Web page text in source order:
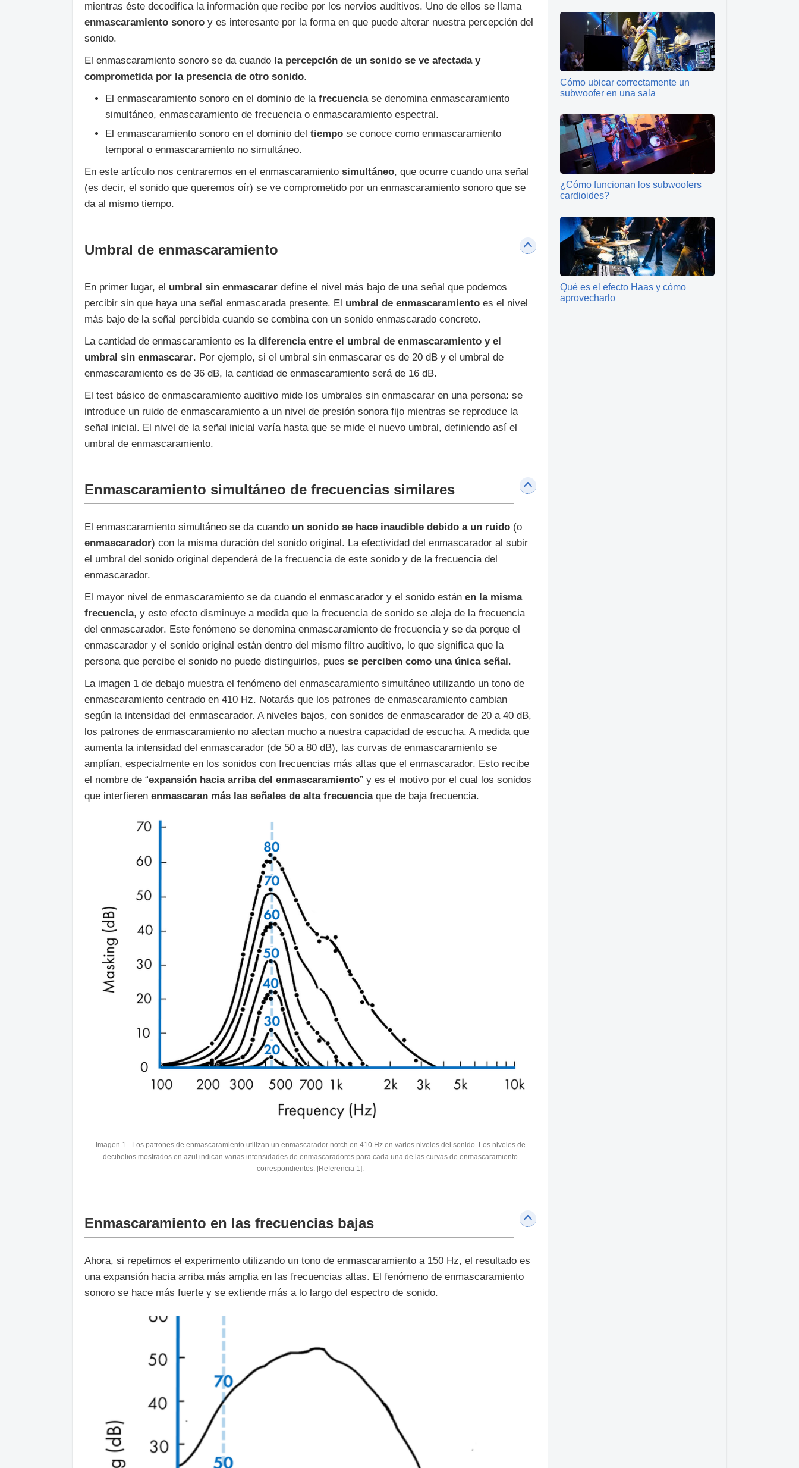
mientras éste decodifica la información que recibe por los nervios auditivos. Uno de ellos se llama
enmascaramiento sonoro y es interesante por la forma en que puede alterar nuestra percepción del
sonido.
El enmascaramiento sonoro se da cuando la percepción de un sonido se ve afectada y
comprometida por la presencia de otro sonido.
El enmascaramiento sonoro en el dominio de la frecuenciase denomina enmascaramiento
simultáneo, enmascaramiento de frecuencia o enmascaramiento espectral.
El enmascaramiento sonoro en el dominio del tiempo se conoce como enmascaramiento
temporal o enmascaramiento no simultáneo.
En este artículo nos centraremos en el enmascaramiento simultáneo, que ocurre cuando una señal
(es decir, el sonido que queremos oír) se ve comprometido por un enmascaramiento sonoro que se
da al mismo tiempo.
Umbral de enmascaramiento
En primer lugar, el umbral sin enmascarar define el nivel más bajo de una señal que podemos
percibir sin que haya una señal enmascarada presente. El umbral de enmascaramiento es el nivel
más bajo de la señal percibida cuando se combina con un sonido enmascarado concreto.
La cantidad de enmascaramiento es la diferencia entre el umbral de enmascaramiento y el
umbral sin enmascarar. Por ejemplo, si el umbral sin enmascarar es de 20 dB y el umbral de
enmascaramiento es de 36 dB, la cantidad de enmascaramiento será de 16 dB.
El test básico de enmascaramiento auditivo mide los umbrales sin enmascarar en una persona: se
introduce un ruido de enmascaramiento a un nivel de presión sonora fijo mientras se reproduce la
señal inicial. El nivel de la señal inicial varía hasta que se mide el nuevo umbral, definiendo así el
umbral de enmascaramiento.
Enmascaramiento simultáneo de frecuencias similares
El enmascaramiento simultáneo se da cuando un sonido se hace inaudible debido a un ruido (o
enmascarador) con la misma duración del sonido original. La efectividad del enmascarador al subir
el umbral del sonido original dependerá de la frecuencia de este sonido y de la frecuencia del
enmascarador.
El mayor nivel de enmascaramiento se da cuando el enmascarador y el sonido están en la misma
frecuencia, y este efecto disminuye a medida que la frecuencia de sonido se aleja de la frecuencia
del enmascarador. Este fenómeno se denomina enmascaramiento de frecuencia y se da porque el
enmascarador y el sonido original están dentro del mismo filtro auditivo, lo que significa que la
persona que percibe el sonido no puede distinguirlos, pues se perciben como una única señal.
La imagen 1 de debajo muestra el fenómeno del enmascaramiento simultáneo utilizando un tono de
enmascaramiento centrado en 410 Hz. Notarás que los patrones de enmascaramiento cambian
según la intensidad del enmascarador. A niveles bajos, con sonidos de enmascarador de 20 a 40 dB,
los patrones de enmascaramiento no afectan mucho a nuestra capacidad de escucha. A medida que
aumenta la intensidad del enmascarador (de 50 a 80 dB), las curvas de enmascaramiento se
amplían, especialmente en los sonidos con frecuencias más altas que el enmascarador. Esto recibe
el nombre de “expansión hacia arriba del enmascaramiento” y es el motivo por el cual los sonidos
que interfieren enmascaran más las señales de alta frecuenciaque de baja frecuencia.
Imagen 1 - Los patrones de enmascaramiento utilizan un enmascarador notch en 410 Hz en varios niveles del sonido. Los niveles de
decibelios mostrados en azul indican varias intensidades de enmascaradores para cada una de las curvas de enmascaramiento
correspondientes. [Referencia 1].
Enmascaramiento en las frecuencias bajas
Ahora, si repetimos el experimento utilizando un tono de enmascaramiento a 150 Hz, el resultado es
una expansión hacia arriba más amplia en las frecuencias altas. El fenómeno de enmascaramiento
sonoro se hace más fuerte y se extiende más a lo largo del espectro de sonido.
Cómo ubicar correctamente un
subwoofer en una sala
¿Cómo funcionan los subwoofers
cardioides?
Qué es el efecto Haas y cómo
aprovecharlo